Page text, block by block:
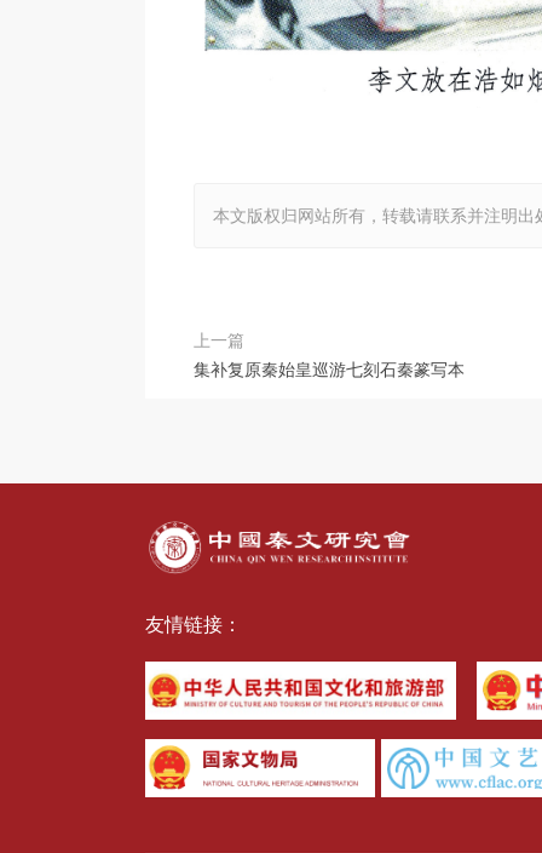
本文版权归网站所有，转载请联系并注明
上一篇
集补复原秦始皇巡游七刻石秦篆写本
友情链接：